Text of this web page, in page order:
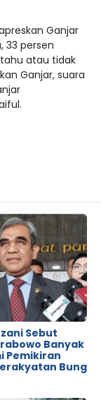
Ganjar
33 persen
atau tidak
Ganjar, suara
Sebut
Banyak
Pemikiran
Bung